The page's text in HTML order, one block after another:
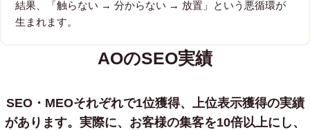
結果、「触らない → 分からない → 放置」という悪循環が
生まれます。
AOのSEO実績
SEO・MEOそれぞれで1位獲得、上位表示獲得の実績
があります。 実際に、お客様の集客を10倍以上にし、